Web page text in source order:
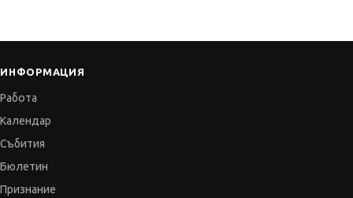
ИНФОРМАЦИЯ
Работа
Календар
Събития
Бюлетин
Признание